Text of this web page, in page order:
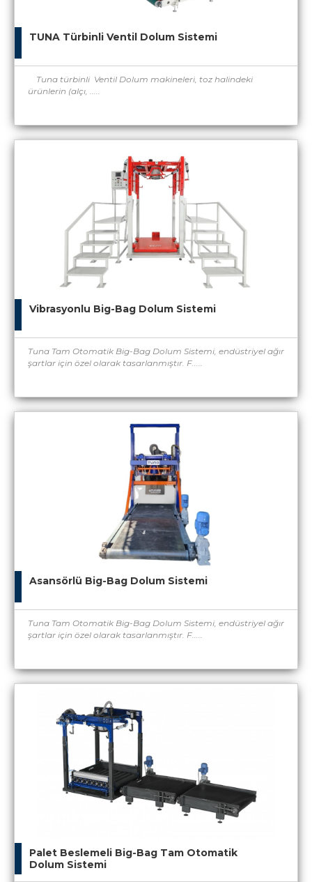
TUNA Türbinli Ventil Dolum Sistemi
Tuna türbinli Ventil Dolum makineleri, toz halindeki
ürünlerin (alçı, .....
Vibrasyonlu Big-Bag Dolum Sistemi
Tuna Tam Otomatik Big-Bag Dolum Sistemi, endüstriyel ağır
şartlar için özel olarak tasarlanmıştır. F.....
Asansörlü Big-Bag Dolum Sistemi
Tuna Tam Otomatik Big-Bag Dolum Sistemi, endüstriyel ağır
şartlar için özel olarak tasarlanmıştır. F.....
Palet Beslemeli Big-Bag Tam Otomatik
Dolum Sistemi